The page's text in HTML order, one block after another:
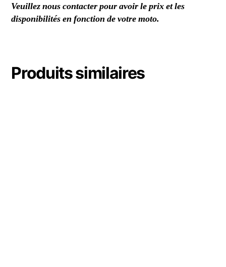
Veuillez nous contacter pour avoir le prix et les
disponibilités en fonction de votre moto.
Produits similaires